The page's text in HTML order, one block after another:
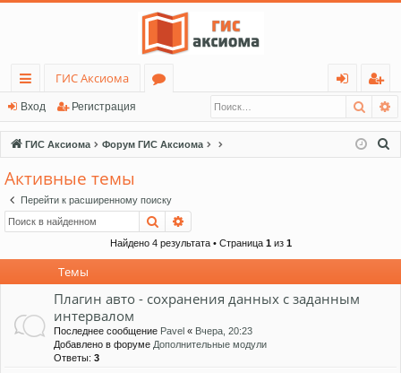
с
ы
лк
и
ГИС Аксиома
ру
м
д
ег
ис
тр
Вход Регистрация
ГИС Аксиома Форум ГИС Аксиома
Активные темы
Перейти к расширенному поиску
Поиск
Найдено 4 результата • Страница 1из 1
Темы
Плагин авто - сохранения данных с заданным
интервалом
Последнее сообщение Pavel « Вчера, 20:23
Добавлено в форуме Дополнительные модули
Ответы: 3